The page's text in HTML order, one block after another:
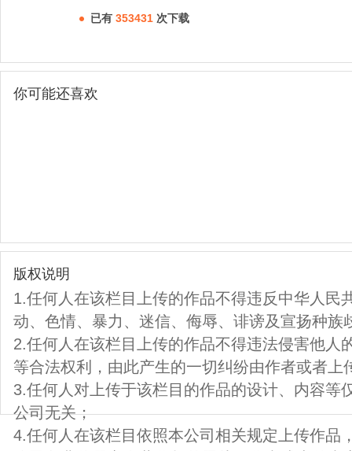
已有 353431 次下载
你可能还喜欢
版权说明
1.任何人在该栏目上传的作品不得违反中华人民
动、色情、暴力、迷信、侮辱、诽谤及宣扬种族
2.任何人在该栏目上传的作品不得违法侵害他人
等合法权利，由此产生的一切纠纷由作者或者上
3.任何人对上传于该栏目的作品的设计、内容等
公司无关；
4.任何人在该栏目依照本公司相关规定上传作品